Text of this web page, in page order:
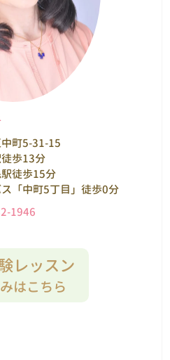
町5-31-15
歩13分
徒歩15分
「中町5丁目」徒歩0分
1946
レッスン
はこちら